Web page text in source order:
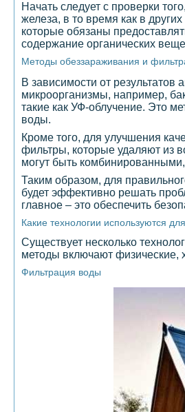
Начать следует с проверки
железа, в то время как в
которые обязаны
содержание органических
Методы обеззараживания и
В зависимости от
микроорганизмы, например,
такие как УФ-облучение. Это
воды.
Кроме того, для улучшения
фильтры, которые удаляют из
могут быть
Таким образом, для
будет эффективно решать
главное – это обеспечить
Какие технологии используются
Существует несколько
методы включают физические,
Фильтрация воды